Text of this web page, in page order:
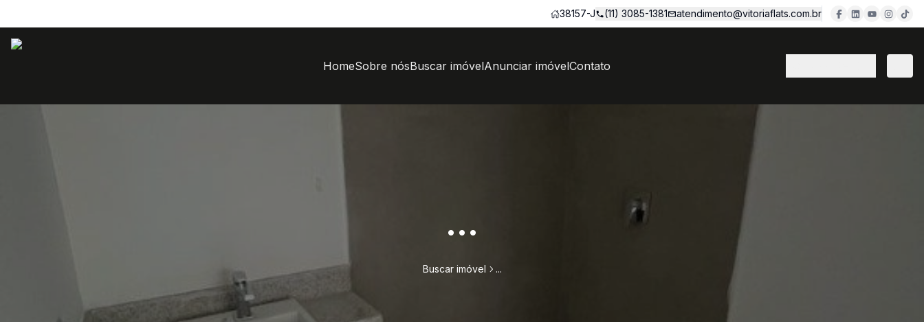
38157-J (11) 3085-1381 atendimento@vitoriaflats.com.br
HomeSobre nósBuscar imóvelAnunciar imóvelContato
...
Buscar imóvel ...